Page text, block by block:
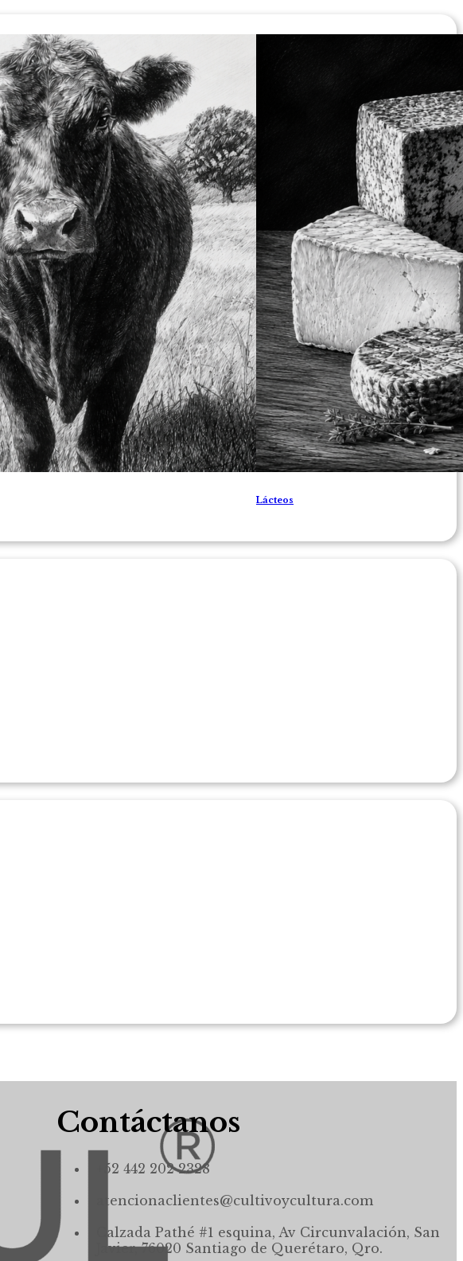
Lácteos
Contáctanos
+52 442 202 2328
atencionaclientes@cultivoycultura.com
Calzada Pathé #1 esquina, Av Circunvalación, San
Javier, 76020 Santiago de Querétaro, Qro.